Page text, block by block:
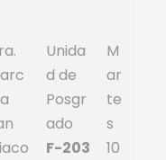
Unida
d de
Posgr
ado
F-203
M
ar
te
s
10